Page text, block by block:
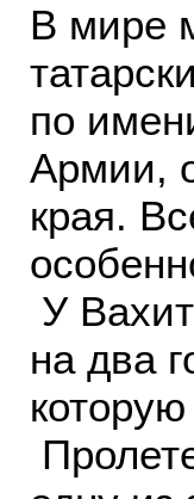
В мире
по
Армии,
края.
У
на два